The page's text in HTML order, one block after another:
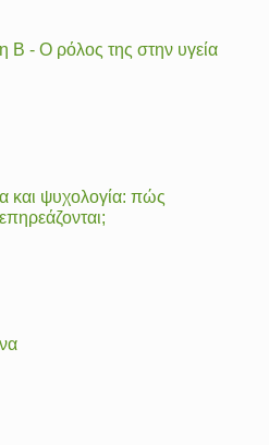
Β - Ο ρόλος της στην υγεία
και ψυχολογία: πώς